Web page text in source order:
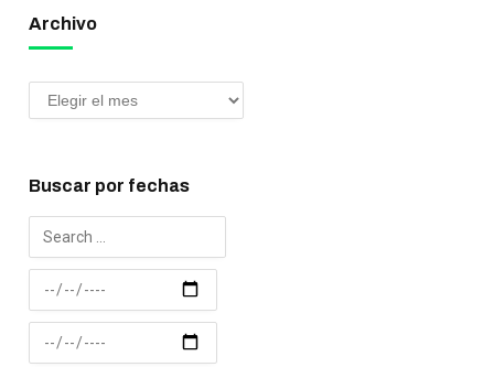
Archivo
Buscar por fechas